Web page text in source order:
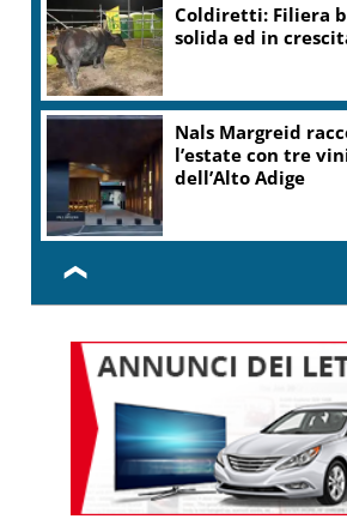
Coldiretti: Filiera
solida ed in
Nals Margreid
l’estate con tre
dell’Alto Adige
❮